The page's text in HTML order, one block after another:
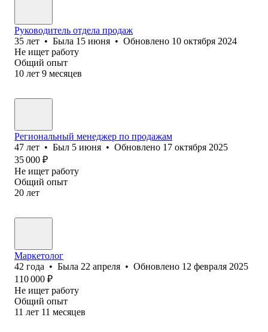
Руководитель отдела продаж
35 лет • Была 15 июня • Обновлено 10 октября 2024
Не ищет работу
Общий опыт
10 лет 9 месяцев
Региональный менеджер по продажам
47 лет • Был 5 июня • Обновлено 17 октября 2025
35 000 ₽
Не ищет работу
Общий опыт
20 лет
Маркетолог
42 года • Была 22 апреля • Обновлено 12 февраля 2025
110 000 ₽
Не ищет работу
Общий опыт
11 лет 11 месяцев